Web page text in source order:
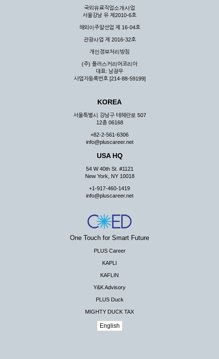
국외유료직업소개사업
서울강남 유 제2010-6호
해외이주알선업 제 16-04호
관광사업 제 2016-32호
개인정보처리방침
(주) 플러스커리어코리아
대표: 남광우
사업자등록번호 [214-88-59199]
KOREA
서울특별시 강남구 테헤란로 507
12층 06168
+82-2-561-6306
info@pluscareer.net
USA HQ
54 W 40th St. #1121
New York, NY 10018
+1-917-460-1419
info@pluscareer.net
One Touch for Smart Future
PLUS Career
KAPLI
KAFLIN
Y&K Advisory
PLUS Duck
MIGHTY DUCK TAX
English